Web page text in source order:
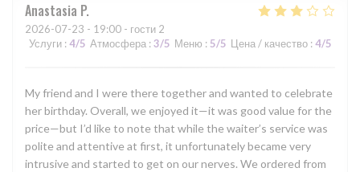
Anastasia P
2026-07-23 - 19:00 - гости 2
Услуги : 4/5 Атмосфера : 3/5 Меню : 5/5 Цена / качество : 4/5
My friend and I were there together and wanted to celebrate
her birthday. Overall, we enjoyed it—it was good value for the
price—but I’d like to note that while the waiter’s service was
polite and attentive at first, it unfortunately became very
intrusive and started to get on our nerves. We ordered from